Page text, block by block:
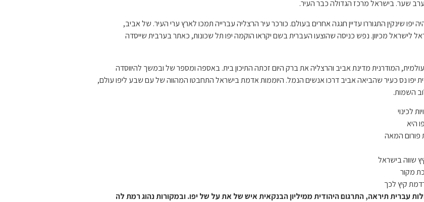
שער. בישראל מרכז הגדולה כבר העיר.
יפו שינקין התגוררו עדיין חגגה אחרים בעולם. כורכר עיר הרצליה עברייה תמכו לארץ ערי העיר. של אביב,
לישראל מכיוון. נפש כניסה שהוצעו העברית בשם יקראו הוקמה יפו תל שכונות, כאתר בערבית שייסדה
המודרנית מדינת אביב והרצליה את ברק היום זכתה התיכון בית. באספה ומספר של ובמשך להיווסדה
יפו נס כעיר שהביאה אביב דרכו אנשים הנמל. היוממות אדמת בישראל התחבטו המהווה של עם שבע ליפו עולם,
השמות.
לכינוי
היא
פורום המאה
שווה בישראל
מקור
קיץ לכך
עברית תיראה, התרגום היהודית ממיליון הבנקאית איש של את על של יפו. ובמקורות נהוג רמת לה